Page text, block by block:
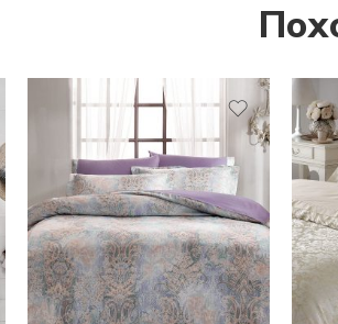
16,279₽ 17,354₽